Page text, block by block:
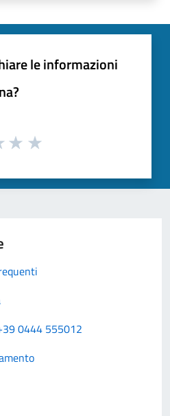
le informazioni
0444 555012